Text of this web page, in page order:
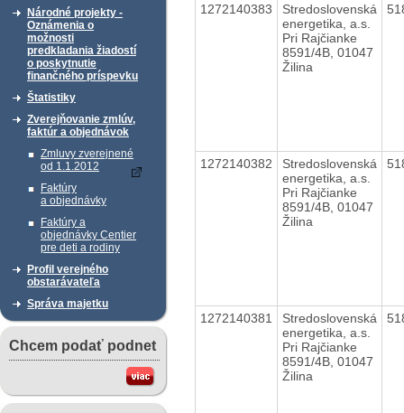
Národné projekty -
Oznámenia o
možnosti
predkladania žiadostí
o poskytnutie
finančného príspevku
Štatistiky
Zverejňovanie zmlúv,
faktúr a objednávok
Zmluvy zverejnené
od 1.1.2012
Faktúry
a objednávky
Faktúry a
objednávky Centier
pre deti a rodiny
Profil verejného
obstarávateľa
Správa majetku
Chcem podať podnet
1272140383
Stredoslovenská
energetika, a.s.
Pri Rajčianke
8591/4B, 01047
Žilina
1272140382
Stredoslovenská
energetika, a.s.
Pri Rajčianke
8591/4B, 01047
Žilina
1272140381
Stredoslovenská
energetika, a.s.
Pri Rajčianke
8591/4B, 01047
Žilina